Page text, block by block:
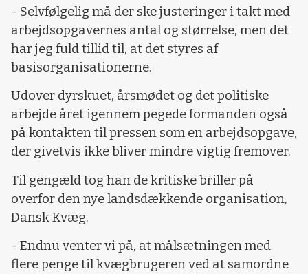
- Selvfølgelig må der ske justeringer i takt med
arbejdsopgavernes antal og størrelse, men det
har jeg fuld tillid til, at det styres af
basisorganisationerne.
Udover dyrskuet, årsmødet og det politiske
arbejde året igennem pegede formanden også
på kontakten til pressen som en arbejdsopgave,
der givetvis ikke bliver mindre vigtig fremover.
Til gengæld tog han de kritiske briller på
overfor den nye landsdækkende organisation,
Dansk Kvæg.
- Endnu venter vi på, at målsætningen med
flere penge til kvægbrugeren ved at samordne